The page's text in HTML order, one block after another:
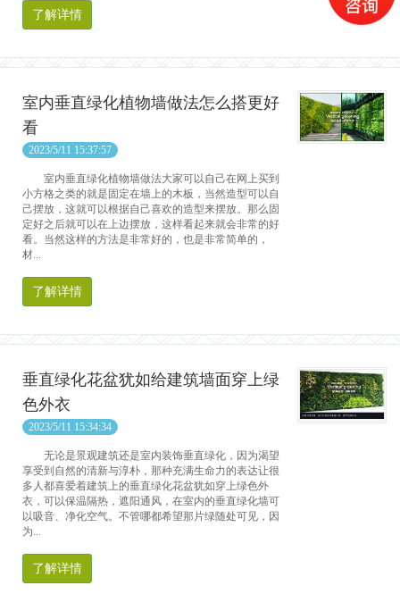
了解详情
室内垂直绿化植物墙做法怎么搭更好
看
2023/5/11 15:37:57
室内垂直绿化植物墙做法大家可以自己在网上买到
小方格之类的就是固定在墙上的木板，当然造型可以自
己摆放，这就可以根据自己喜欢的造型来摆放。那么固
定好之后就可以在上边摆放，这样看起来就会非常的好
看。当然这样的方法是非常好的，也是非常简单的，
材...
了解详情
垂直绿化花盆犹如给建筑墙面穿上绿
色外衣
2023/5/11 15:34:34
无论是景观建筑还是室内装饰垂直绿化，因为渴望
享受到自然的清新与淳朴，那种充满生命力的表达让很
多人都喜爱着建筑上的垂直绿化花盆犹如穿上绿色外
衣，可以保温隔热，遮阳通风，在室内的垂直绿化墙可
以吸音、净化空气。不管哪都希望那片绿随处可见，因
为...
了解详情